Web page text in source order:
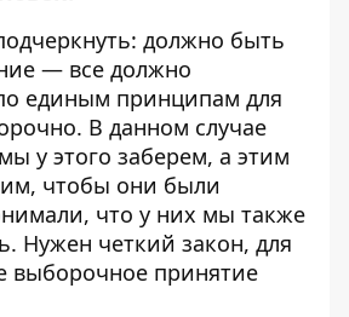
должно быть
— все должно
единым принципам для
В данном случае
у этого заберем, а этим
чтобы они были
что у них мы также
Нужен четкий закон, для
выборочное принятие